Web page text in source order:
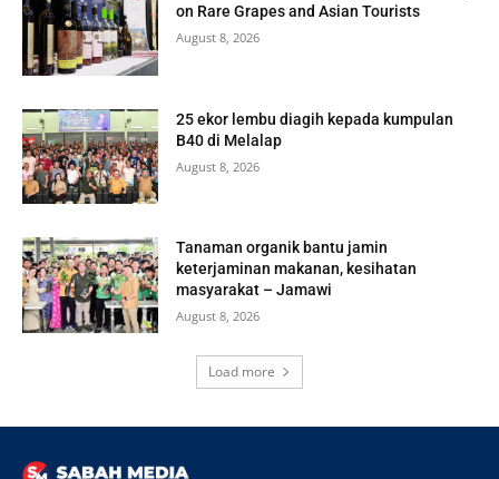
on Rare Grapes and Asian Tourists
August 8, 2026
25 ekor lembu diagih kepada kumpulan
B40 di Melalap
August 8, 2026
Tanaman organik bantu jamin
keterjaminan makanan, kesihatan
masyarakat – Jamawi
August 8, 2026
Load more